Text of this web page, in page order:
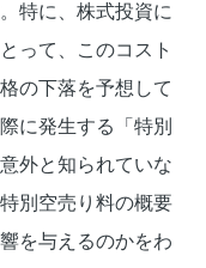
特に、株式投資に
って、このコスト
の下落を予想して
に発生する「特別
外と知られていな
別空売り料の概要
を与えるのかをわ